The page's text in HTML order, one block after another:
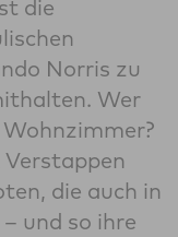
die
Norris zu
Wer
die auch in
und so ihre